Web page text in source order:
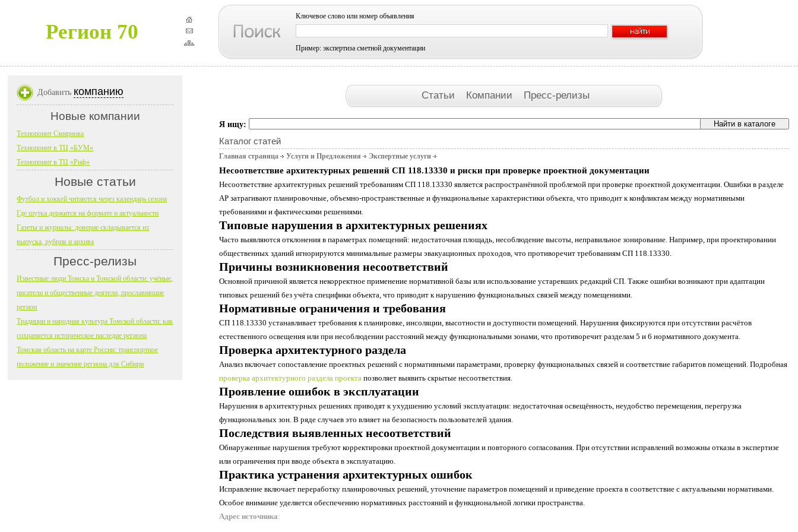
Регион 70
Ключевое слово или номер объявления
Пример: экспертиза сметной документации
Статьи Компании Пресс-релизы
Я ищу:
Каталог статей
Главная страница Услуги и Предложения Экспертные услуги
Несоответствие архитектурных решений СП 118.13330 и риски при проверке проектной документации
Несоответствие архитектурных решений требованиям СП 118.13330 является распространённой проблемой при проверке проектной документации. Ошибки в разделе
АР затрагивают планировочные, объемно-пространственные и функциональные характеристики объекта, что приводит к конфликтам между нормативными
требованиями и фактическими решениями.
Типовые нарушения в архитектурных решениях
Часто выявляются отклонения в параметрах помещений: недостаточная площадь, несоблюдение высоты, неправильное зонирование. Например, при проектировании
общественных зданий игнорируются минимальные размеры эвакуационных проходов, что противоречит требованиям СП 118.13330.
Причины возникновения несоответствий
Основной причиной является некорректное применение нормативной базы или использование устаревших редакций СП. Также ошибки возникают при адаптации
типовых решений без учёта специфики объекта, что приводит к нарушению функциональных связей между помещениями.
Нормативные ограничения и требования
СП 118.13330 устанавливает требования к планировке, инсоляции, высотности и доступности помещений. Нарушения фиксируются при отсутствии расчётов
естественного освещения или при несоблюдении расстояний между функциональными зонами, что противоречит разделам 5 и 6 нормативного документа.
Проверка архитектурного раздела
Анализ включает сопоставление проектных решений с нормативными параметрами, проверку функциональных связей и соответствие габаритов помещений. Подробная
проверка архитектурного раздела проекта позволяет выявить скрытые несоответствия.
Проявление ошибок в эксплуатации
Нарушения в архитектурных решениях приводят к ухудшению условий эксплуатации: недостаточная освещённость, неудобство перемещения, перегрузка
функциональных зон. В ряде случаев это влияет на безопасность пользователей здания.
Последствия выявленных несоответствий
Обнаруженные нарушения требуют корректировки проектной документации и повторного согласования. При отсутствии исправлений возможны отказы в экспертизе
или ограничения при вводе объекта в эксплуатацию.
Практика устранения архитектурных ошибок
Исправление включает переработку планировочных решений, уточнение параметров помещений и приведение проекта в соответствие с актуальными нормативами.
Особое внимание уделяется обеспечению нормативных расстояний и функциональной логики пространства.
Адрес источника:
Добавить компанию
Новые компании
Технопоинт Смирнова
Технопоинт в ТЦ «БУМ»
Технопоинт в ТЦ «Риф»
Новые статьи
Футбол и хоккей читаются через календарь сезона
Где шутка держится на формате и актуальности
Газеты и журналы: доверие складывается из
выпуска, рубрик и архива
Пресс-релизы
Известные люди Томска и Томской области: учёные,
писатели и общественные деятели, прославившие
регион
Традиции и народная культура Томской области: как
сохраняется историческое наследие региона
Томская область на карте России: транспортное
положение и значение региона для Сибири